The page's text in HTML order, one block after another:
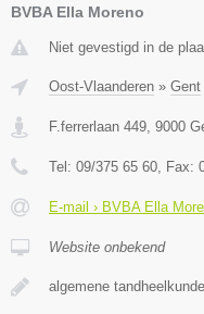
BVBA Ella Moreno
Niet gevestigd in de
Oost-Vlaanderen » Gent
F.ferrerlaan 449, 9000
Tel: 09/375 65 60, Fax:
E-mail › BVBA Ella
Website onbekend
algemene tandheelkunde